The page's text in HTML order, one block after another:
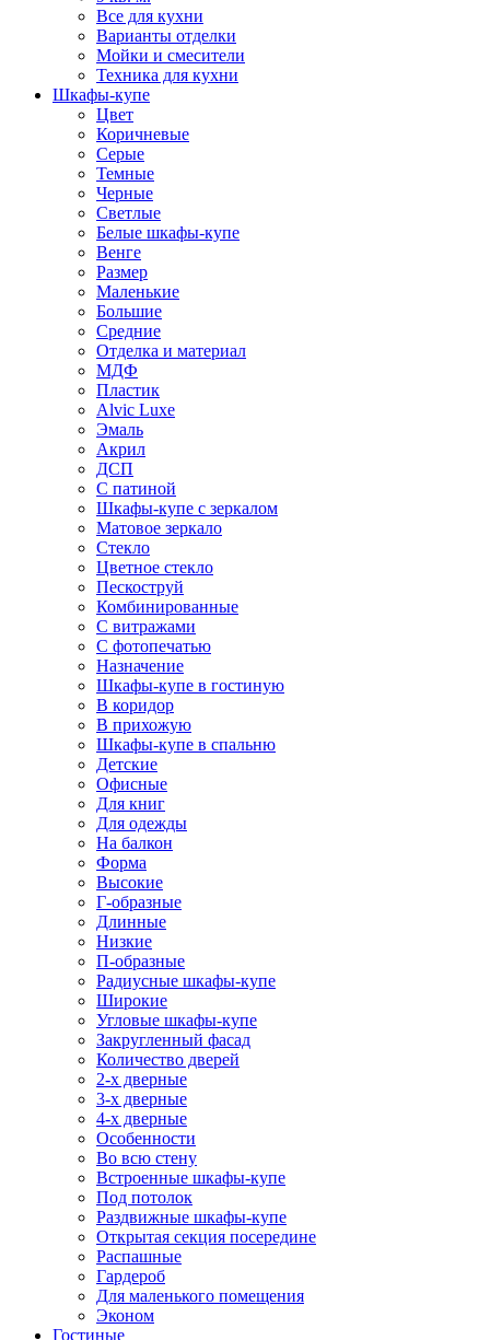
Все для кухни
Варианты отделки
Мойки и смесители
Техника для кухни
Шкафы-купе
Цвет
Коричневые
Серые
Темные
Черные
Светлые
Белые шкафы-купе
Венге
Размер
Маленькие
Большие
Средние
Отделка и материал
МДФ
Пластик
Alvic Luxe
Эмаль
Акрил
ДСП
С патиной
Шкафы-купе с зеркалом
Матовое зеркало
Стекло
Цветное стекло
Пескоструй
Комбинированные
С витражами
С фотопечатью
Назначение
Шкафы-купе в гостиную
В коридор
В прихожую
Шкафы-купе в спальню
Детские
Офисные
Для книг
Для одежды
На балкон
Форма
Высокие
Г-образные
Длинные
Низкие
П-образные
Радиусные шкафы-купе
Широкие
Угловые шкафы-купе
Закругленный фасад
Количество дверей
2-х дверные
3-х дверные
4-х дверные
Особенности
Во всю стену
Встроенные шкафы-купе
Под потолок
Раздвижные шкафы-купе
Открытая секция посередине
Распашные
Гардероб
Для маленького помещения
Эконом
Гостиные